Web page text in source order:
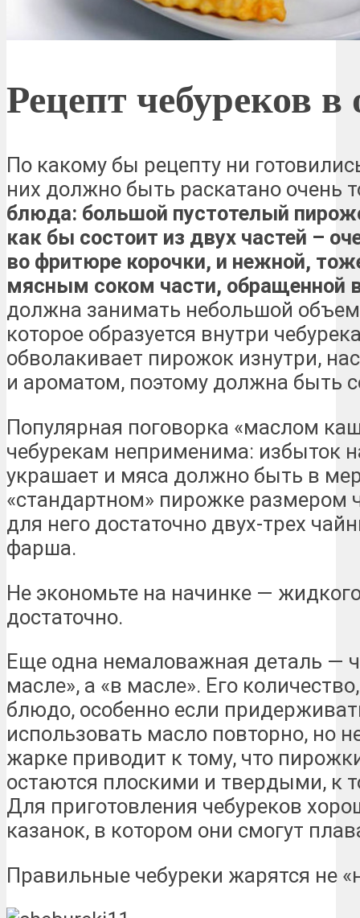
Рецепт чебуреков
По какому бы рецепту ни
них должно быть раскатано очень
блюда: большой пустотелый
как бы состоит из двух частей –
во фритюре корочки, и нежной,
мясным соком части, обращенной
должна занимать небольшой объем
которое образуется внутри
обволакивает пирожок изнутри,
и ароматом, поэтому должна быть
Популярная поговорка «маслом
чебурекам неприменима: избыток
украшает и мяса должно быть в
«стандартном» пирожке размером
для него достаточно двух-трех
фарша.
Не экономьте на начинке —
достаточно.
Еще одна немаловажная деталь —
масле», а «в масле». Его
блюдо, особенно если
использовать масло повторно, но
жарке приводит к тому, что
остаются плоскими и твердыми, к
Для приготовления чебуреков
казанок, в котором они смогут
Правильные чебуреки жарятся не